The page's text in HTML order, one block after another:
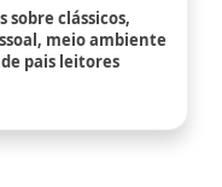
sobre clássicos,
meio ambiente
pais leitores